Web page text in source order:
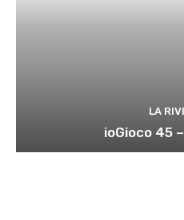
LA
ioGioco 45